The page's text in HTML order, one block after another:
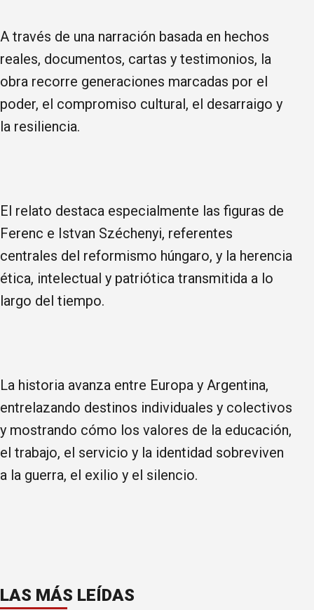
A través de una narración basada en hechos
reales, documentos, cartas y testimonios, la
obra recorre generaciones marcadas por el
poder, el compromiso cultural, el desarraigo y
la resiliencia.
El relato destaca especialmente las figuras de
Ferenc e Istvan Széchenyi, referentes
centrales del reformismo húngaro, y la herencia
ética, intelectual y patriótica transmitida a lo
largo del tiempo.
La historia avanza entre Europa y Argentina,
entrelazando destinos individuales y colectivos
y mostrando cómo los valores de la educación,
el trabajo, el servicio y la identidad sobreviven
a la guerra, el exilio y el silencio.
LAS MÁS LEÍDAS